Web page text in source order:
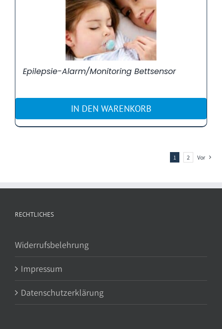
Epilepsie-Alarm/Monitoring Bettsensor
IN DEN WARENKORB
1 2 Vor
RECHTLICHES
Widerrufsbelehrung
Impressum
Datenschutzerklärung